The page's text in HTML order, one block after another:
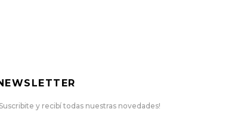
y recibí todas nuestras novedades!